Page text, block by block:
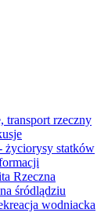
transport rzeczny
życiorysy statków
Rzeczna
śródlądziu
wodniacka